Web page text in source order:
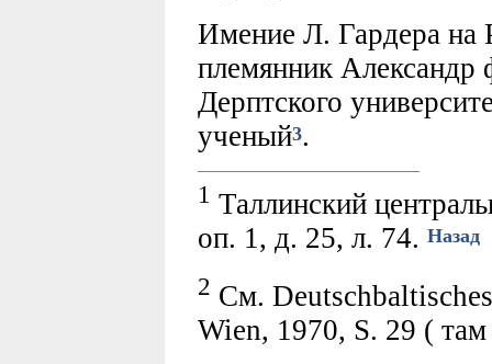
Имение Л. Гардера на
племянник Александр
Дерптского
ученый3.
1 Таллинский
оп. 1, д. 25, л. 74. Назад
2 См.
Wien, 1970, S. 29 (